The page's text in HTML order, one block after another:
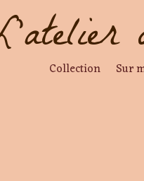
Collection Sur